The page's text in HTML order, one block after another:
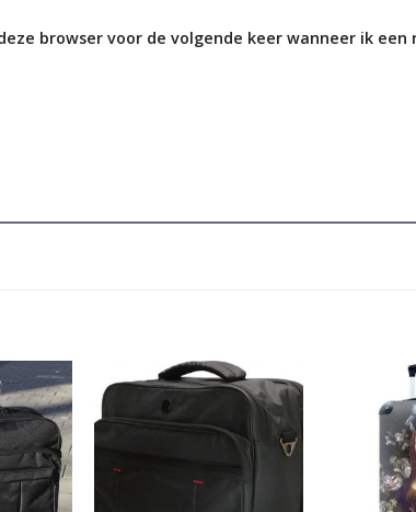
browser voor de volgende keer wanneer ik een